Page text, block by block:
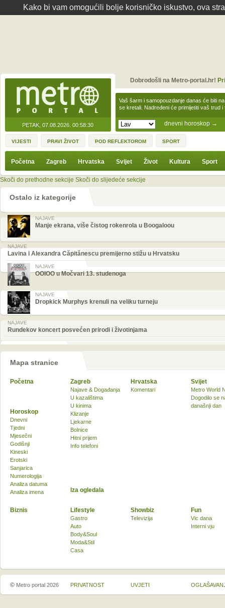
Kako bi vam omogućili bolje korisničko iskustvo, ova
PETAK, 07.08.2026. 00:58:30 dnevni horoskop →
Vaš šarm i samopouzdanje danas će biti
se kretali. Nadređeni će primijetiti vaš trud
Dobrodošli na Metro-portal.hr!
VIJESTI PRAVI ŽIVOT POD REFLEKTOROM SPORT
Početna Zagreb Hrvatska Svijet Život Kultura Sport
Skoči do prethodne sekcije Skoči do slijedeće sekcije
Ostalo iz kategorije
NAJAVE
Manje ekrana, više čistog rokenrola u Boogaloou
NAJAVE
Lavina i Alexandra Căpitănescu premijerno stižu u Hrvatsku
NAJAVE
OOIOO u Močvari 13. studenoga
NAJAVE
Dropkick Murphys krenuli na veliku turneju
NAJAVE
Rundekov koncert posvećen prirodi i životinjama
Mapa stranice
Početna Zagreb
Najave & Događanja
U kazalištima
U kinima
Klizanje
Ljekarne
Bolnice
Hitni prijem
Info telefoni
Hrvatska
Komentari
Svijet
Metro World
Dogodilo se
današnji dan
Biznis Lifestyle
Gastro
Auto
Body&Soul
Moda&Stil
Casa
Showbiz
Televizija
Fun
Vic dana
Interni vju
Horoskop
Dnevni
Tjedni
Mjesečni
Godišnji
Kineski
Erotski
Sanjarica
Numerologija
Analiza datuma
Analiza imena
Iza ogledala
© Metro portal 2026 PRIVATNOST UVJETI